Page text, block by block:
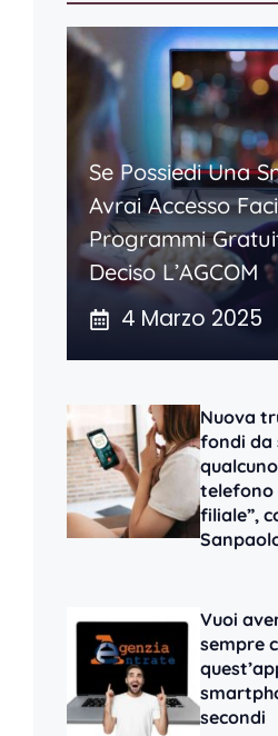
Se Possiedi Una
Avrai Accesso
Programmi
Deciso L’AGCOM
4 Marzo 2025
Nuova
fondi da
telefono
filiale”,
Vuoi
sempre
secondi